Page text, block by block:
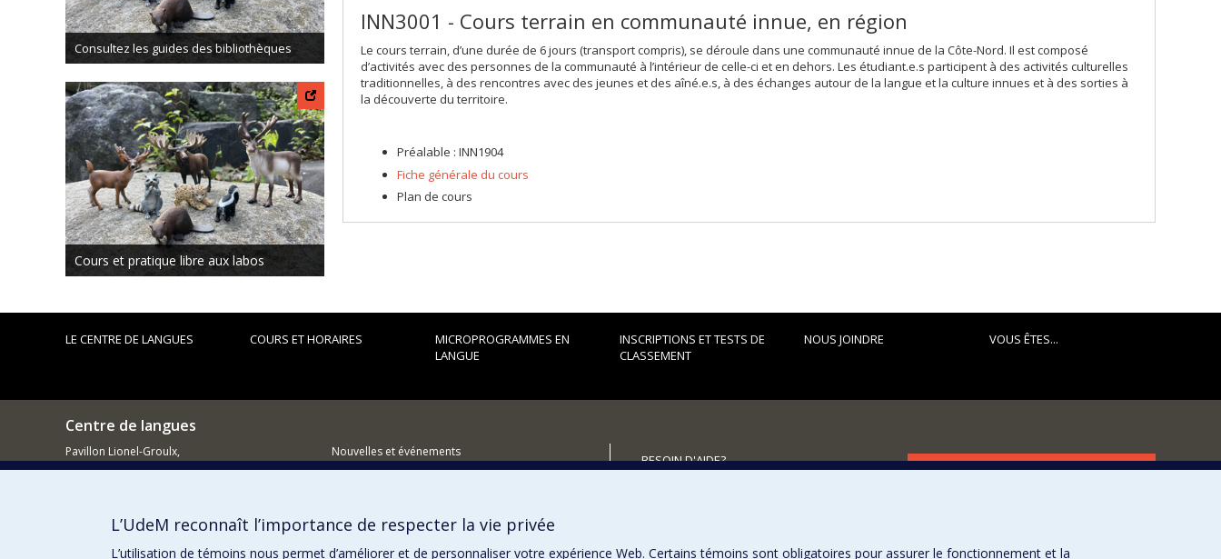
INN3001 - Cours terrain en communauté innue, en région
Le cours terrain, d’une durée de 6 jours (transport compris), se déroule dans une communauté innue de la Côte-Nord. Il est composé
d’activités avec des personnes de la communauté à l’intérieur de celle-ci et en dehors. Les étudiant.e.s participent à des activités culturelles
traditionnelles, à des rencontres avec des jeunes et des aîné.e.s, à des échanges autour de la langue et la culture innues et à des sorties à
la découverte du territoire.
Préalable : INN1904
Fiche générale du cours
Plan de cours
Consultez les guides des bibliothèques
Cours et pratique libre aux labos
LE CENTRE DE LANGUES COURS ET HORAIRES
MICROPROGRAMMES EN
LANGUE
INSCRIPTIONS ET TESTS DE
CLASSEMENT
NOUS JOINDRE VOUS ÊTES...
Centre de langues
Pavillon Lionel-Groulx,
514 343-7580
Nouvelles et événements
BESOIN D'AIDE?
FACULTÉ DES ARTS ET DES SCIENCES
Nos programmes et cours
L’UdeM reconnaît l’importance de respecter la vie privée
L’utilisation de témoins nous permet d’améliorer et de personnaliser votre expérience Web. Certains témoins sont obligatoires pour assurer le fonctionnement et la